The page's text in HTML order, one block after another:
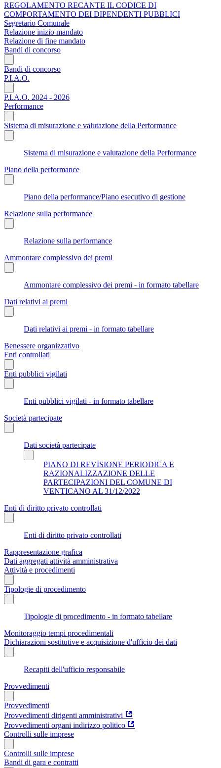
REGOLAMENTO RECANTE IL CODICE DI
COMPORTAMENTO DEI DIPENDENTI PUBBLICI
Segretario Comunale
Relazione inizio mandato
Relazione di fine mandato
Bandi di concorso
Bandi di concorso
P.I.A.O.
P.I.A.O. 2024 - 2026
Performance
Sistema di misurazione e valutazione della Performance
Sistema di misurazione e valutazione della Performance
Piano della performance
Piano della performance/Piano esecutivo di gestione
Relazione sulla performance
Relazione sulla performance
Ammontare complessivo dei premi
Ammontare complessivo dei premi - in formato tabellare
Dati relativi ai premi
Dati relativi ai premi - in formato tabellare
Benessere organizzativo
Enti controllati
Enti pubblici vigilati
Enti pubblici vigilati - in formato tabellare
Società partecipate
Dati società partecipate
PIANO DI REVISIONE PERIODICA E
RAZIONALIZZAZIONE DELLE
PARTECIPAZIONI DEL COMUNE DI
VENTICANO AL 31/12/2022
Enti di diritto privato controllati
Enti di diritto privato controllati
Rappresentazione grafica
Dati aggregati attività amministrativa
Attività e procedimenti
Tipologie di procedimento
Tipologie di procedimento - in formato tabellare
Monitoraggio tempi procedimentali
Dichiarazioni sostitutive e acquisizione d'ufficio dei dati
Recapiti dell'ufficio responsabile
Provvedimenti
Provvedimenti
Provvedimenti dirigenti amministrativi
Provvedimenti organi indirizzo politico
Controlli sulle imprese
Controlli sulle imprese
Bandi di gara e contratti